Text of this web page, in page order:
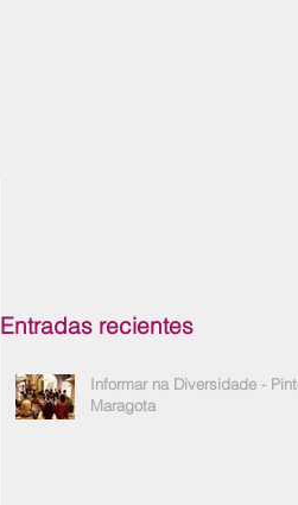
Entradas recientes
Informar na Diversidade -
Maragota